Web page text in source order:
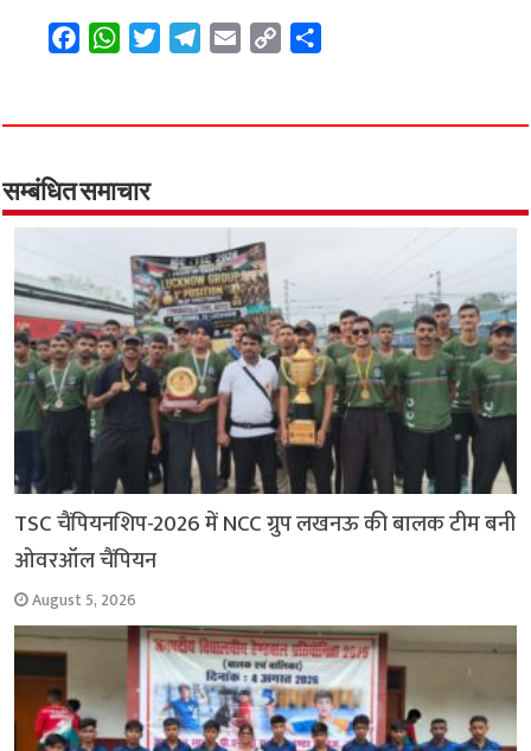
F
e
o
o
W
t
A
p
p
T
t
r
T
e
a
m
E
i
C
y
n
r
सम्बंधित समाचार
TSC चैंपियनशिप-2026 में NCC ग्रुप लखनऊ की बालक टीम बनी
ओवरऑल चैंपियन
August 5, 2026